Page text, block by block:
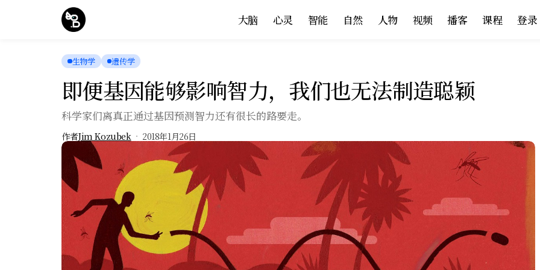
大脑 心灵 智能 自然 人物 视频 播客 课程 登录
生物学 遗传学
即便基因能够影响智力，我们也无法制造聪颖
科学家们离真正通过基因预测智力还有很长的路要走。
作者Jim Kozubek 2018年1月26日